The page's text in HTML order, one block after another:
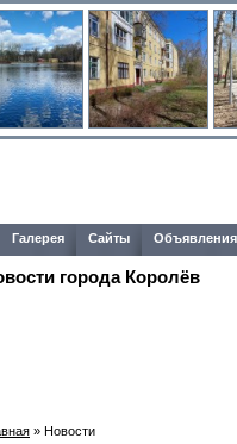
Галерея Сайты Объявления
города Королёв
» Новости